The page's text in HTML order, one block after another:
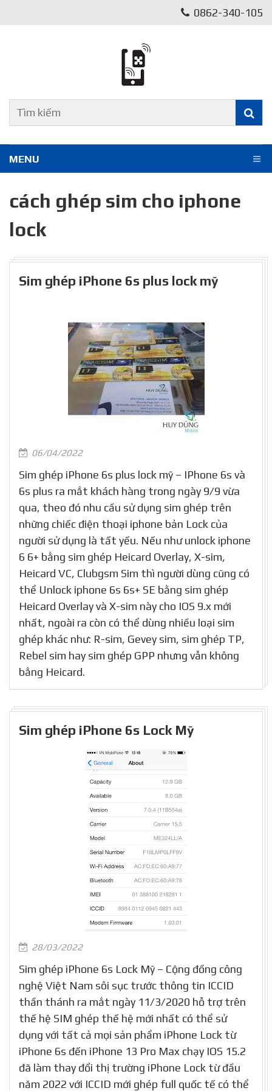
0862-340-105
MENU
cách ghép sim cho iphone
lock
Sim ghép iPhone 6s plus lock mỹ
06/04/2022
Sim ghép iPhone 6s plus lock mỹ – IPhone 6s và
6s plus ra mắt khách hàng trong ngày 9/9 vừa
qua, theo đó nhu cầu sử dụng sim ghép trên
những chiếc điện thoại iphone bản Lock của
người sử dụng là tất yếu. Nếu như unlock iphone
6 6+ bằng sim ghép Heicard Overlay, X-sim,
Heicard VC, Clubgsm Sim thì người dùng cũng có
thể Unlock iphone 6s 6s+ SE bằng sim ghép
Heicard Overlay và X-sim này cho IOS 9.x mới
nhất, ngoài ra còn có thể dùng nhiều loại sim
ghép khác như: R-sim, Gevey sim, sim ghép TP,
Rebel sim hay sim ghép GPP nhưng vẫn không
bằng Heicard.
Sim ghép iPhone 6s Lock Mỹ
28/03/2022
Sim ghép iPhone 6s Lock Mỹ – Cộng đồng công
nghệ Việt Nam sôi sục trước thông tin ICCID
thần thánh ra mắt ngày 11/3/2020 hỗ trợ trên
thế hệ SIM ghép thế hệ mới nhất có thể sử
dụng với tất cả mọi sản phẩm iPhone Lock từ
iPhone 6s đến iPhone 13 Pro Max chạy IOS 15.2
đã làm thay đổi thị trường iPhone Lock từ đầu
năm 2022 với ICCID mới ghép full quốc tế có thể